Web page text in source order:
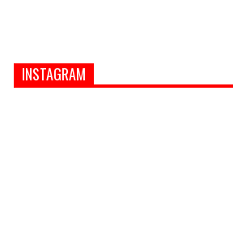
INSTAGRAM